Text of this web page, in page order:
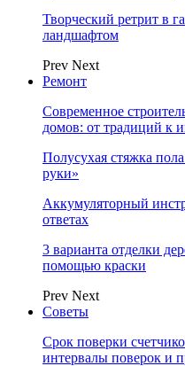
Творческий ретрит в
ландшафтом
Prev Next
Ремонт
Современное
домов: от традиций к
Полусухая стяжка
руки»
Аккумуляторный
ответах
3 варианта отделки
помощью краски
Prev Next
Советы
Срок поверки
интервалы поверок и